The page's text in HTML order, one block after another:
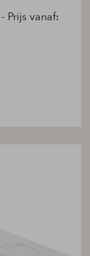
Prijs vanaf: